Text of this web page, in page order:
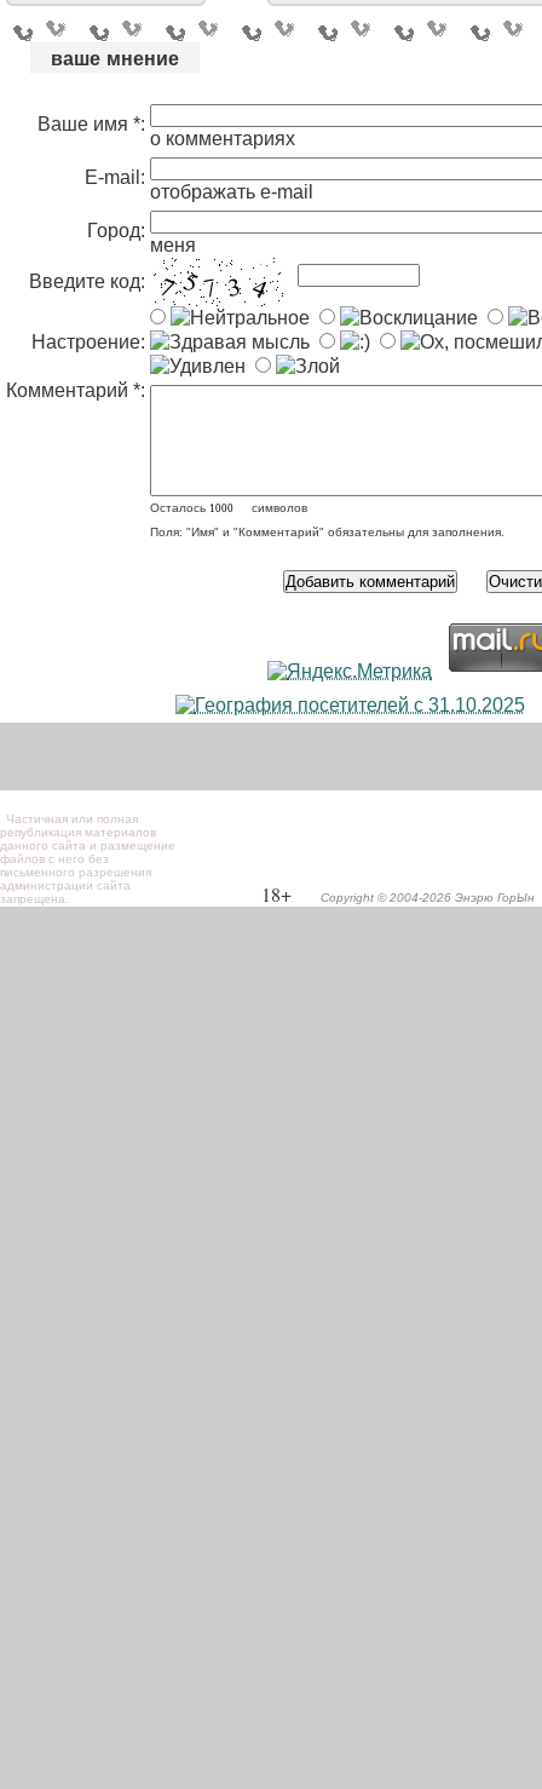
ваше мнение
Ваше имя *:
о комментариях
E-mail:
отображать e-mail
Город:
меня
Введите код:
Настроение:
Комментарий *:
Осталось
символов
Поля: "Имя" и "Комментарий" обязательны для заполнения.
Частичная или полная
републикация материалов
данного сайта и размещение
файлов с него без
письменного разрешения
администрации сайта
запрещена.
18+ Copyright © 2004-2026 Энэрю ГорЫн